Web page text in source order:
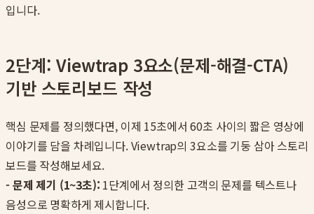
입니다.
2단계: Viewtrap 3요소(문제-해결-CTA)
기반 스토리보드 작성
핵심 문제를 정의했다면, 이제 15초에서 60초 사이의 짧은 영상에
이야기를 담을 차례입니다. Viewtrap의 3요소를 기둥 삼아 스토리
보드를 작성해보세요.
- 문제 제기 (1~3초): 1단계에서 정의한 고객의 문제를 텍스트나
음성으로 명확하게 제시합니다.